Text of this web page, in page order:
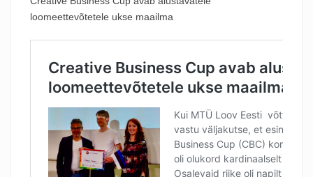
loomeettevõtetele ukse maailma